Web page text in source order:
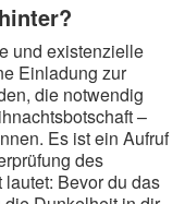
und existenzielle
Einladung zur
die notwendig
–
Es ist ein Aufruf
des
Bevor du das